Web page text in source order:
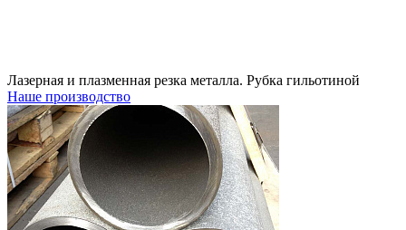
Лазерная и плазменная резка металла. Рубка гильотиной
Наше производство